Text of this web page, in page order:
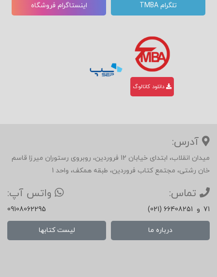
تلگرام TMBA اینستاگرام فروشگاه
دانلود کاتالوگ
آدرس:
میدان انقلاب، ابتدای خیابان 12 فروردین، روبروی رستوران میرزا قاسم
خان رشتی، مجتمع کتاب فروردین، طبقه همکف، واحد 1
تماس:
(021) 66408251 و 71
واتس آپ:
09108062295
درباره ما لیست کتابها